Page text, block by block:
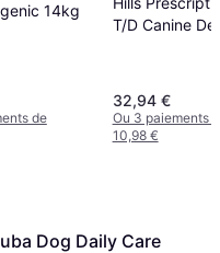
14kg
de
T/D Canine
32,94 €
Ou 3 paiements
10,98 €
Dog Daily Care